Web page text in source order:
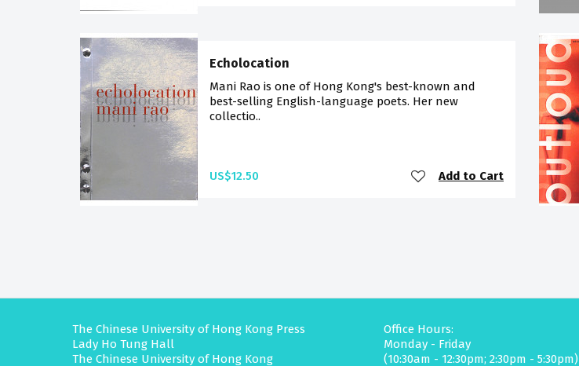
Echolocation
Mani Rao is one of Hong Kong's best-known and
best-selling English-language poets. Her new
collectio..
US$12.50 Add to Cart
The Chinese University of Hong Kong Press
Lady Ho Tung Hall
The Chinese University of Hong Kong
Office Hours:
Monday - Friday
(10:30am - 12:30pm; 2:30pm - 5:30pm)